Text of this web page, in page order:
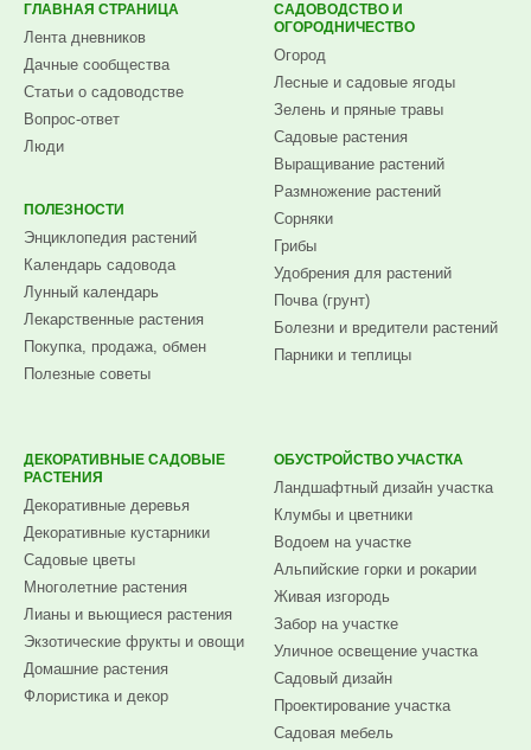
ГЛАВНАЯ СТРАНИЦА
Лента дневников
Дачные сообщества
Статьи о садоводстве
Вопрос-ответ
Люди
ПОЛЕЗНОСТИ
Энциклопедия растений
Календарь садовода
Лунный календарь
Лекарственные растения
Покупка, продажа, обмен
Полезные советы
САДОВОДСТВО И
ОГОРОДНИЧЕСТВО
Огород
Лесные и садовые ягоды
Зелень и пряные травы
Садовые растения
Выращивание растений
Размножение растений
Сорняки
Грибы
Удобрения для растений
Почва (грунт)
Болезни и вредители растений
Парники и теплицы
ДЕКОРАТИВНЫЕ САДОВЫЕ
РАСТЕНИЯ
Декоративные деревья
Декоративные кустарники
Садовые цветы
Многолетние растения
Лианы и вьющиеся растения
Экзотические фрукты и овощи
Домашние растения
Флористика и декор
ОБУСТРОЙСТВО УЧАСТКА
Ландшафтный дизайн участка
Клумбы и цветники
Водоем на участке
Альпийские горки и рокарии
Живая изгородь
Забор на участке
Уличное освещение участка
Садовый дизайн
Проектирование участка
Садовая мебель